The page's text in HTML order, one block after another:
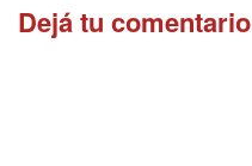
Dejá tu comentario